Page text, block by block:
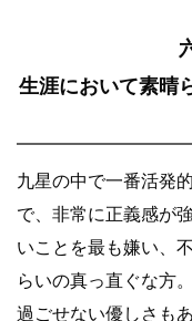
生涯において素晴
九星の中で一番活発
で、非常に正義感が
いことを最も嫌い、
らいの真っ直ぐな方
過ごせない優しさも